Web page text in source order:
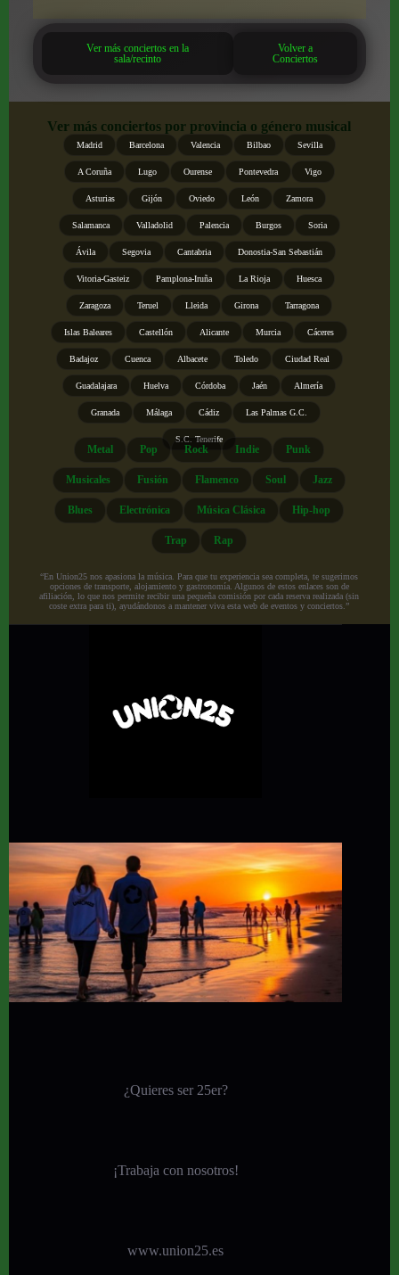
Ver más conciertos en la
sala/recinto
Volver a
Conciertos
Ver más conciertos por provincia o género musical
Madrid Barcelona Valencia Bilbao Sevilla
A Coruña Lugo Ourense Pontevedra Vigo
Asturias Gijón Oviedo León Zamora
Salamanca Valladolid Palencia Burgos Soria
Ávila Segovia Cantabria Donostia-San Sebastián
Vitoria-Gasteiz Pamplona-Iruña La Rioja Huesca
Zaragoza Teruel Lleida Girona Tarragona
Islas Baleares Castellón Alicante Murcia Cáceres
Badajoz Cuenca Albacete Toledo Ciudad Real
Guadalajara Huelva Córdoba Jaén Almería
Granada Málaga Cádiz Las Palmas G.C.
S.C. Tenerife
Metal Pop Rock Indie Punk
Musicales Fusión Flamenco Soul Jazz
Blues Electrónica Música Clásica Hip-hop
Trap Rap
“En Union25 nos apasiona la música. Para que tu experiencia sea completa, te sugerimos
opciones de transporte, alojamiento y gastronomía. Algunos de estos enlaces son de
afiliación, lo que nos permite recibir una pequeña comisión por cada reserva realizada (sin
coste extra para ti), ayudándonos a mantener viva esta web de eventos y conciertos.”
¿Quieres ser 25er?
¡Trabaja con nosotros!
www.union25.es